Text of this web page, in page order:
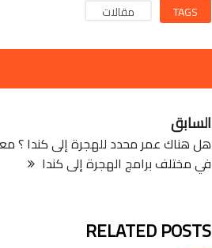
TAGS مقالات
السابق
هل هناك عمر محدد للهجرة إلى كندا ؟
في مختلف برامج الهجرة إلى كندا
RELATED POSTS